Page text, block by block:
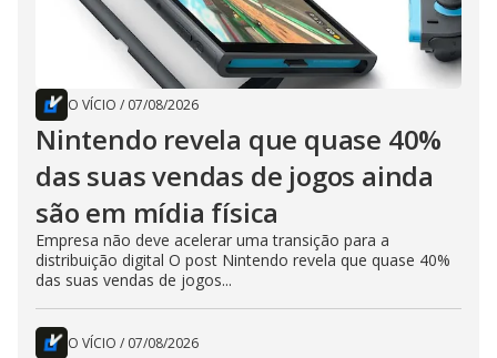
O VÍCIO / 07/08/2026
Nintendo revela que quase 40%
das suas vendas de jogos ainda
são em mídia física
Empresa não deve acelerar uma transição para a
distribuição digital O post Nintendo revela que quase 40%
das suas vendas de jogos...
O VÍCIO / 07/08/2026